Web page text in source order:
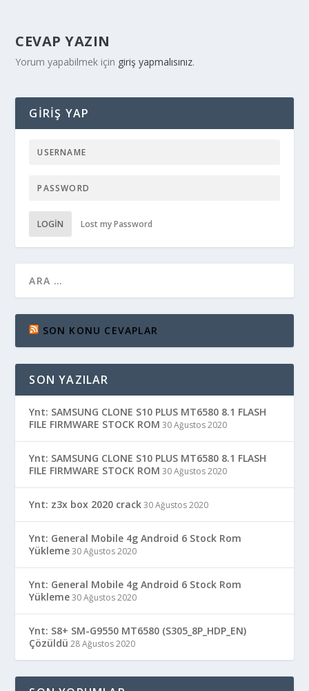
CEVAP YAZIN
Yorum yapabilmek için giriş yapmalısınız.
GIRIŞ YAP
LOGIN Lost my Password
SON KONU CEVAPLAR
SON YAZILAR
Ynt: SAMSUNG CLONE S10 PLUS MT6580 8.1 FLASH
FILE FIRMWARE STOCK ROM 30 Ağustos 2020
Ynt: SAMSUNG CLONE S10 PLUS MT6580 8.1 FLASH
FILE FIRMWARE STOCK ROM 30 Ağustos 2020
Ynt: z3x box 2020 crack 30 Ağustos 2020
Ynt: General Mobile 4g Android 6 Stock Rom
Yükleme 30 Ağustos 2020
Ynt: General Mobile 4g Android 6 Stock Rom
Yükleme 30 Ağustos 2020
Ynt: S8+ SM-G9550 MT6580 (S305_8P_HDP_EN)
Çözüldü 28 Ağustos 2020